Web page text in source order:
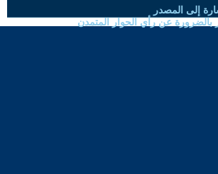
إلى المصدر
بالضرورة عن رأي الحوار المتمدن